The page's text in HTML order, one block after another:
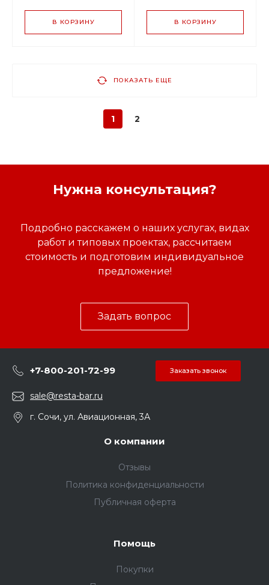
В КОРЗИНУ В КОРЗИНУ
ПОКАЗАТЬ ЕЩЕ
1 2
Нужна консультация?
Подробно расскажем о наших услугах, видах
работ и типовых проектах, рассчитаем
стоимость и подготовим индивидуальное
предложение!
Задать вопрос
+7-800-201-72-99 Заказать звонок
sale@resta-bar.ru
г. Сочи, ул. Авиационная, 3А
О компании
Отзывы
Политика конфиденциальности
Публичная оферта
Помощь
Покупки